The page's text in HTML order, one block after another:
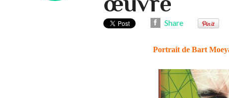
Share
Portrait de Bart